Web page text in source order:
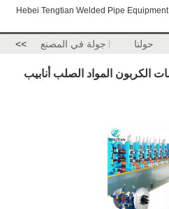
Hebei Tengtian Welded Pipe
حولنا جولة في المصنع >>
الكربون المواد الصلب أنابيب